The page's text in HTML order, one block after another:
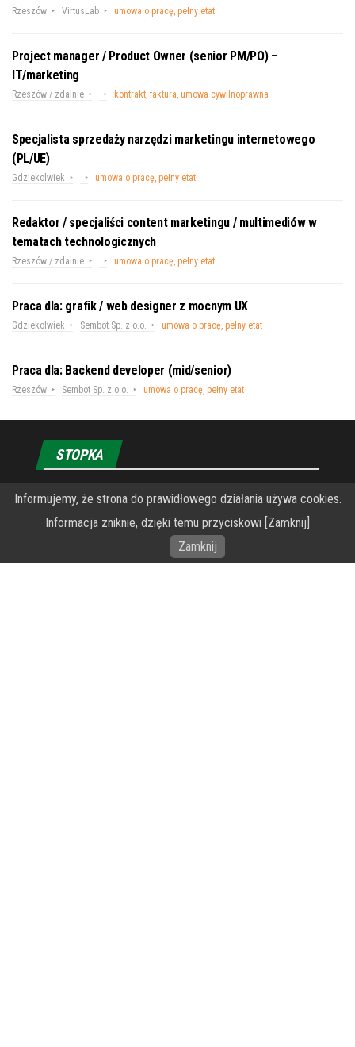
Rzeszów VirtusLab umowa o pracę, pełny etat
Project manager / Product Owner (senior PM/PO) –
IT/marketing
Rzeszów / zdalnie kontrakt, faktura, umowa cywilnoprawna
Specjalista sprzedaży narzędzi marketingu internetowego
(PL/UE)
Gdziekolwiek umowa o pracę, pełny etat
Redaktor / specjaliści content marketingu / multimediów w
tematach technologicznych
Rzeszów / zdalnie umowa o pracę, pełny etat
Praca dla: grafik / web designer z mocnym UX
Gdziekolwiek Sembot Sp. z o.o. umowa o pracę, pełny etat
Praca dla: Backend developer (mid/senior)
Rzeszów Sembot Sp. z o.o. umowa o pracę, pełny etat
STOPKA
O Fundacji PRZEkarpacie
Wykonanie portalu – specjaliści stron www WordPress
Informujemy, że strona do prawidłowego działania używa cookies.
Informacja zniknie, dzięki temu przyciskowi [Zamknij]
Zamknij